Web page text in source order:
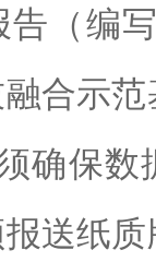
（编
合示
确保数
送纸